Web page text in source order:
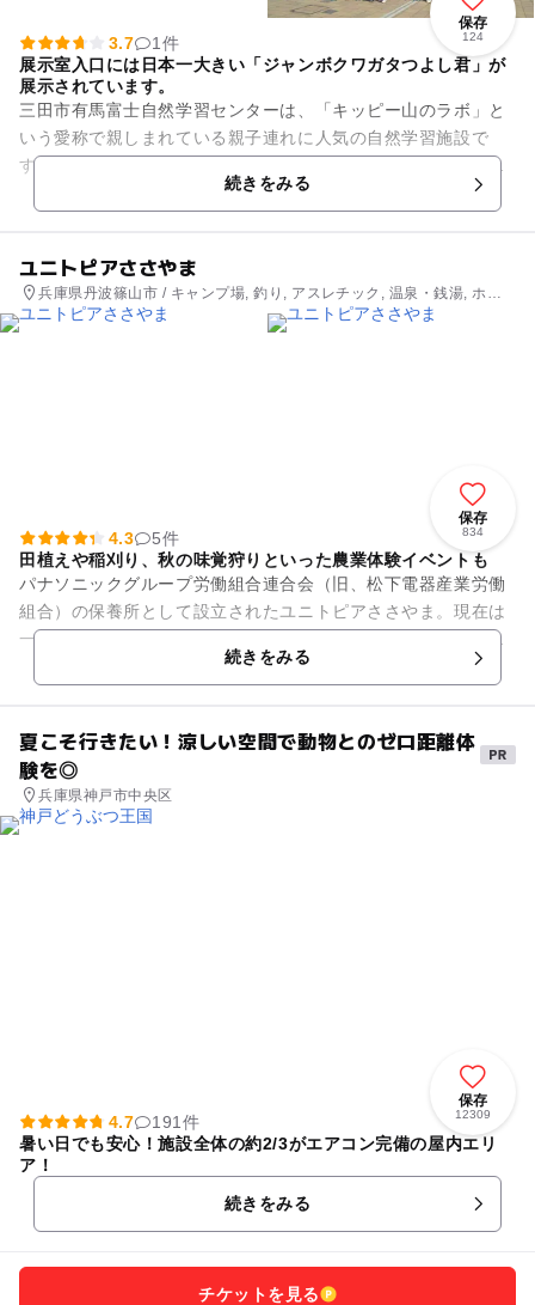
保存
124
3.7
1件
展示室入口には日本一大きい「ジャンボクワガタつよし君」が
展示されています。
三田市有馬富士自然学習センターは、「キッピー山のラボ」と
いう愛称で親しまれている親子連れに人気の自然学習施設で
す。館内にある展示品を自由に触ることができる「ハンズ・オ
ン」の手法を採用しており、楽...
続きをみる
ユニトピアささやま
兵庫県丹波篠山市 / キャンプ場, 釣り, アスレチック, 温泉・銭湯, ホテ
ル・旅館
保存
834
4.3
5件
田植えや稲刈り、秋の味覚狩りといった農業体験イベントも
パナソニックグループ労働組合連合会（旧、松下電器産業労働
組合）の保養所として設立されたユニトピアささやま。現在は
一般の人も気軽に利用できる癒しの施設として人気を集めてい
ます。丹波篠山の大自然のな...続きをみる
夏こそ行きたい！涼しい空間で動物とのゼロ距離体
験を◎
兵庫県神戸市中央区
保存
12309
4.7
191件
暑い日でも安心！施設全体の約2/3がエアコン完備の屋内エリ
ア！
続きをみる
チケットを見る